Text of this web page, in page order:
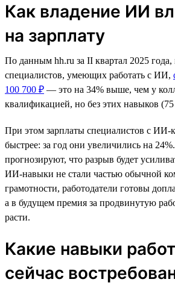
Как владение ИИ
на зарплату
По данным hh.ru за II квартал 2025 года,
специалистов, умеющих работать с ИИ,
100 700 ₽ — это на 34% выше, чем у
квалификацией, но без этих навыков
При этом зарплаты специалистов с ИИ-
быстрее: за год они увеличились на
прогнозируют, что разрыв будет
ИИ-навыки не стали частью обычной
грамотности, работодатели готовы
а в будущем премия за продвинутую
расти.
Какие навыки
сейчас